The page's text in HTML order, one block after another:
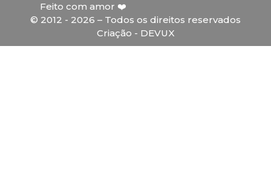
Feito com amor ❤️
© 2012 - 2026 – Todos os direitos reservados
Criação - DEVUX